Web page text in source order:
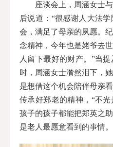
座谈会上，周涵女士
后说道：“很感谢人大法
会，满足了母亲的夙愿。
念精神，今年也是姥爷去
人留下最好的财产。”当
时，周涵女士潸然泪下，
是想借这个机会陪伴母亲
传承好郑老的精神，“不
孩子的孩子都能把郑英之
是老人最愿意看到的事情